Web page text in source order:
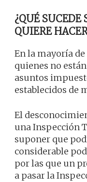
¿QUÉ
QUIERE
En la mayoría
quienes no
asuntos
establecidos de
El
una Inspección
suponer que
considerable
por las que un
a pasar la